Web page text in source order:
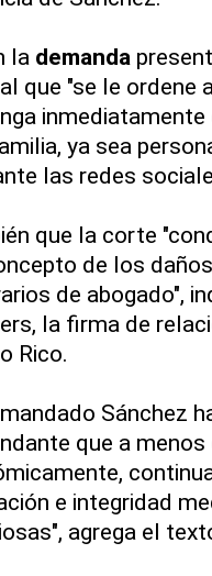
la demanda
que "se le ordene
ya sea
las redes
que la corte
de los
de abogado",
la firma de
Rico.
Sánchez
que a
e integridad
agrega el